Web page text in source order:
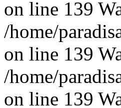
on line 139
/home/
on line 139
/home/
on line 139